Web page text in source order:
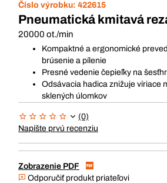
Číslo výrobku: 422615
Pneumatická kmitavá
20000 ot./min
Kompaktné a ergonomické
brúsenie a pílenie
Presné vedenie čepieľky na
Odsávacia hadica znižuje víriace
sklených úlomkov
(0)
Napíšte prvú recenziu
Zobrazenie PDF
Odporučiť produkt priateľovi